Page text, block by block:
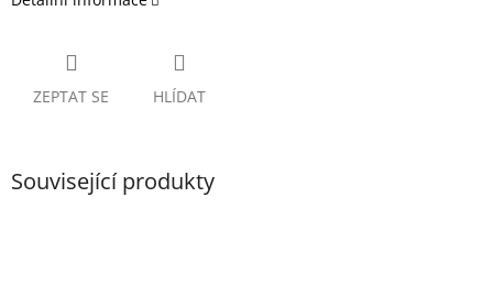
ZEPTAT SE HLÍDAT
Související produkty